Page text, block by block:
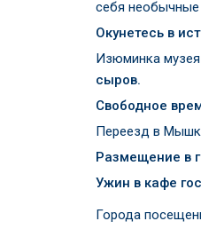
себя необычные
Окунетесь в
Изюминка музея
сыров.
Свободное
Переезд в
Размещение в
Ужин в кафе
Города